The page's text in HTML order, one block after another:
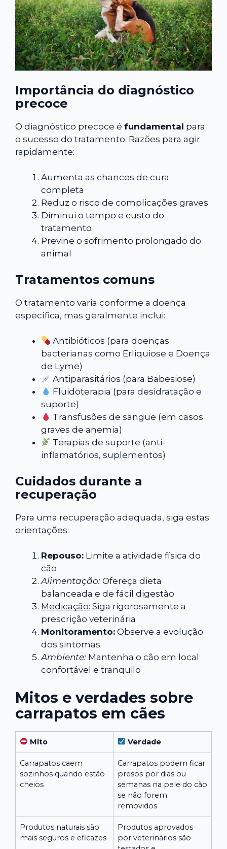
Importância do diagnóstico
precoce
O diagnóstico precoce é fundamental para
o sucesso do tratamento. Razões para agir
rapidamente:
Aumenta as chances de cura
completa
Reduz o risco de complicações graves
Diminui o tempo e custo do
tratamento
Previne o sofrimento prolongado do
animal
Tratamentos comuns
O tratamento varia conforme a doença
específica, mas geralmente inclui:
Antibióticos (para doenças
bacterianas como Erliquiose e Doença
de Lyme)
Antiparasitários (para Babesiose)
Fluidoterapia (para desidratação e
suporte)
Transfusões de sangue (em casos
graves de anemia)
Terapias de suporte (anti-
inflamatórios, suplementos)
Cuidados durante a
recuperação
Para uma recuperação adequada, siga estas
orientações:
Repouso: Limite a atividade física do
cão
Alimentação: Ofereça dieta
balanceada e de fácil digestão
Medicação: Siga rigorosamente a
prescrição veterinária
Monitoramento: Observe a evolução
dos sintomas
Ambiente: Mantenha o cão em local
confortável e tranquilo
Mitos e verdades sobre
carrapatos em cães
Mito Verdade
Carrapatos caem
sozinhos quando estão
cheios
Carrapatos podem ficar
presos por dias ou
semanas na pele do cão
se não forem
removidos
Produtos naturais são
mais seguros e eficazes
Produtos aprovados
por veterinários são